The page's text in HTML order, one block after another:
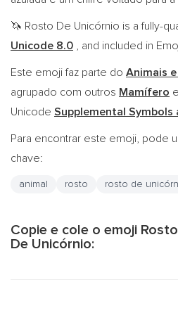
🦄 Rosto De Unicórnio is a fully-
Unicode 8.0 , and included in
Este emoji faz parte do Animais
agrupado com outros Mamífero
Unicode Supplemental Symbols
Para encontrar este emoji, pode
chave:
animal rosto rosto de
Copie e cole o emoji Rosto
De Unicórnio: